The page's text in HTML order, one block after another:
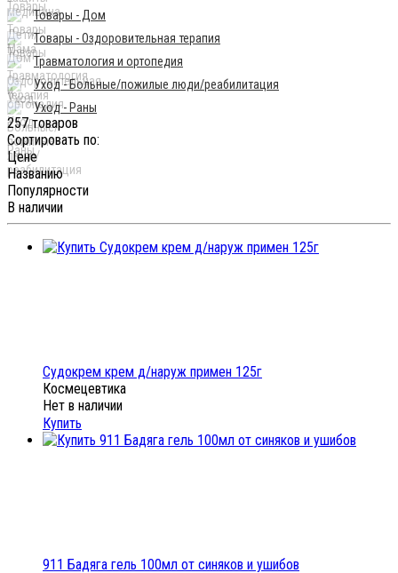
Товары - Дом
Товары - Оздоровительная терапия
Травматология и ортопедия
Уход - Больные/пожилые люди/реабилитация
Уход - Раны
257 товаров
Сортировать по:
Цене
Названию
Популярности
В наличии
Судокрем крем д/наруж примен 125г
Космецевтика
Нет в наличии
Купить
911 Бадяга гель 100мл от синяков и ушибов